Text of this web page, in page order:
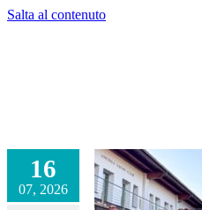
Salta al contenuto
16
07, 2026